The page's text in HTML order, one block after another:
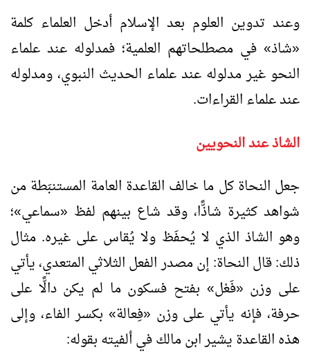
وعند تدوين العلوم بعد الإسلام أدخل العلماء كلمة
«شاذ» في مصطلحاتهم العلمية؛ فمدلوله عند علماء
النحو غير مدلوله عند علماء الحديث النبوي، ومدلوله
عند علماء القراءات.
الشاذ عند النحويين
جعل النحاة كل ما خالف القاعدة العامة المستنبَطة من
شواهد كثيرة شاذًّا، وقد شاع بينهم لفظ «سماعي»؛
وهو الشاذ الذي لا يُحفَظ ولا يُقاس على غيره. مثال
ذلك: قال النحاة: إن مصدر الفعل الثلاثي المتعدي، يأتي
على وزن «فَعْل» بفتح فسكون ما لم يكن دالًّا على
حرفة، فإنه يأتي على وزن «فِعالة» بكسر الفاء، وإلى
هذه القاعدة يشير ابن مالك في ألفيته بقوله: